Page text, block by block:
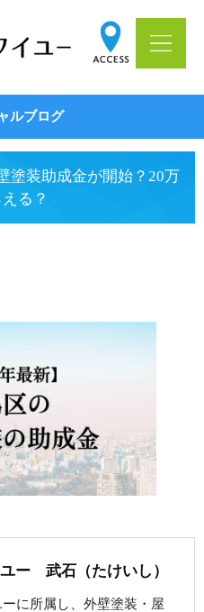
ルブログ
塗装助成金が開始？20万
る？
ー 武石（たけいし）
に所属し、外壁塗装・屋